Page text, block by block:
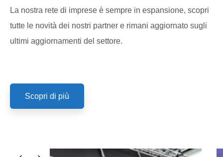
La nostra rete di imprese è sempre in espansione, scopri
tutte le novità dei nostri partner e rimani aggiornato sugli
ultimi aggiornamenti del settore.
Scopri di più